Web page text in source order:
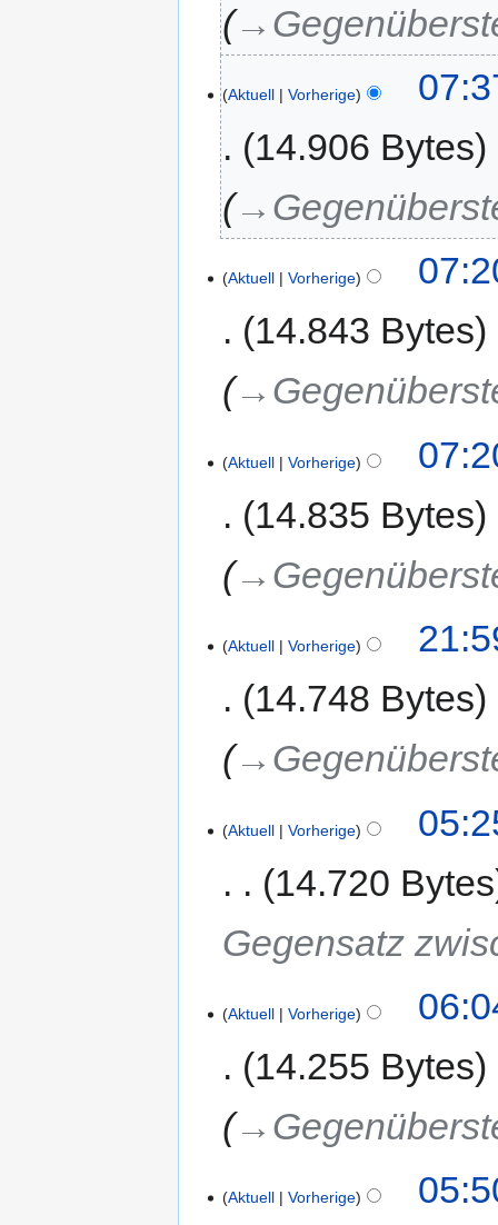
Aktuell Vorherige
14.906 Bytes
Aktuell Vorherige
14.843 Bytes
Aktuell Vorherige
14.835 Bytes
Aktuell Vorherige
14.748 Bytes
Aktuell Vorherige
14.720 Bytes
Gegensatz
Aktuell Vorherige
14.255 Bytes
Aktuell Vorherige